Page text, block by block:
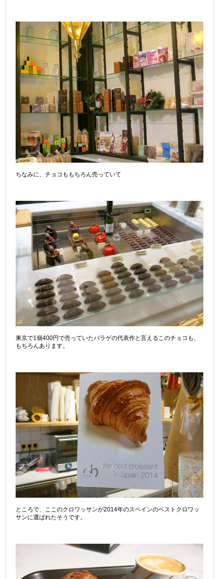
ちなみに、チョコももちろん売っていて
東京で1個400円で売っていたバラゲの代表作と言えるこのチョコも、
もちろんあります。
ところで、ここのクロワッサンが2014年のスペインのベストクロワッ
サンに選ばれたそうです。